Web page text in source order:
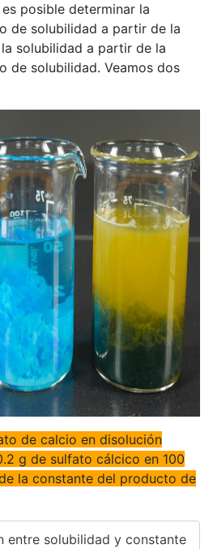
posible determinar la
de solubilidad a partir de la
solubilidad a partir de la
de solubilidad. Veamos dos
de calcio en disolución
g de sulfato cálcico en 100
la constante del producto de
entre solubilidad y constante